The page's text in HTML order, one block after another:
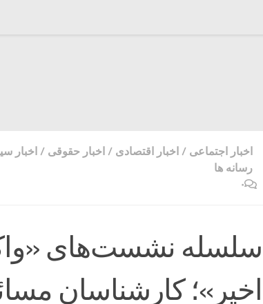
اخبار اجتماعی / اخبار اقتصادی / اخبار حقوقی / اخبار
رسانه ها
۰
سلسله نشست‌های
اخیر»؛ کارشناسان